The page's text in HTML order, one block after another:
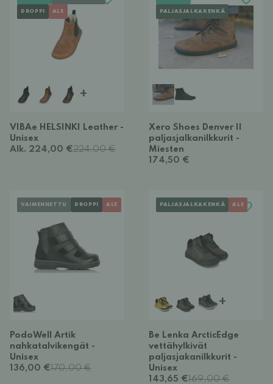
+
DROPPI ALE
VIBAe HELSINKI Leather -
Unisex
Alk. 224,00 €224,00 €
PALJASJALKAKENKÄ
Xero Shoes Denver II
paljasjalkanilkkurit -
Miesten
174,50 €
VAIMENNETTU DROPPI ALE
PodoWell Artik
nahkatalvikengät -
Unisex
136,00 €170,00 €
+
PALJASJALKAKENKÄ ALE
Be Lenka ArcticEdge
vettähylkivät
paljasjakanilkkurit -
Unisex
143,65 €169,00 €